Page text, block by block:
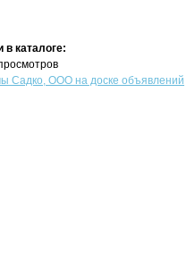
в каталоге:
Садко, ООО на доске объявлений